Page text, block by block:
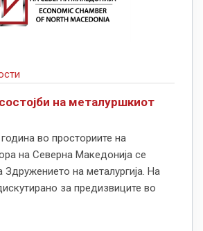
на металуршкиот
во просториите на
на Северна Македонија се
на металургија. На
за предизвиците во